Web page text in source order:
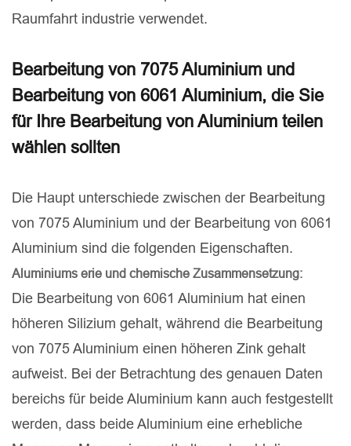
Raumfahrt industrie verwendet.
Bearbeitung von 7075 Aluminium und
Bearbeitung von 6061 Aluminium, die Sie
für Ihre Bearbeitung von Aluminium teilen
wählen sollten
Die Haupt unterschiede zwischen der Bearbeitung
von 7075 Aluminium und der Bearbeitung von 6061
Aluminium sind die folgenden Eigenschaften.
Aluminiums erie und chemische Zusammensetzung:
Die Bearbeitung von 6061 Aluminium hat einen
höheren Silizium gehalt, während die Bearbeitung
von 7075 Aluminium einen höheren Zink gehalt
aufweist. Bei der Betrachtung des genauen Daten
bereichs für beide Aluminium kann auch festgestellt
werden, dass beide Aluminium eine erhebliche